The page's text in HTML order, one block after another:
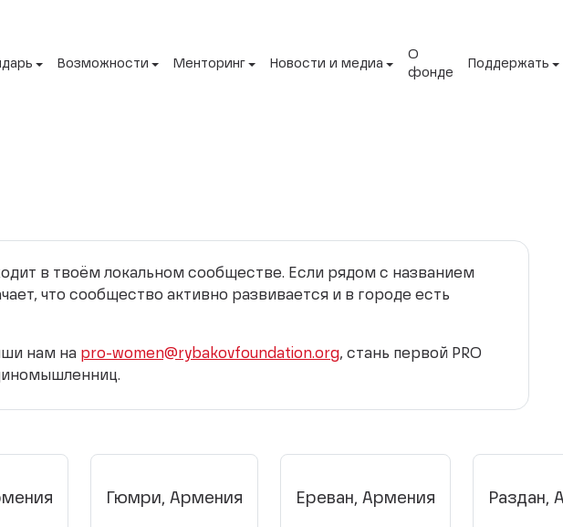
Возможности Менторинг Новости и медиа
О
фонде
Поддержать
в твоём локальном сообществе. Если рядом с названием
что сообщество активно развивается и в городе есть
нам на pro-women@rybakovfoundation.org, стань первой PRO
Гюмри, Армения Ереван, Армения Раздан,